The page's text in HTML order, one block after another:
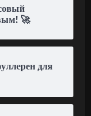
🚀
для